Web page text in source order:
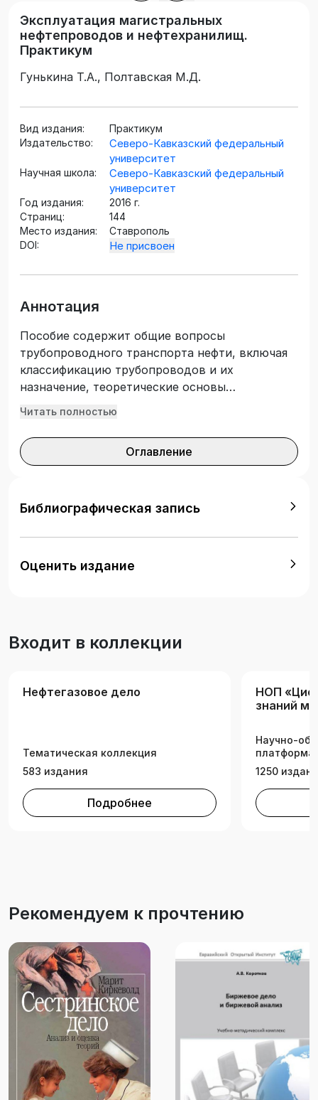
Эксплуатация магистральных
нефтепроводов и нефтехранилищ.
Практикум
Гунькина Т.А., Полтавская М.Д.
Вид издания:
Практикум
Издательство:
Северо-Кавказский федеральный
университет
Научная школа:
Северо-Кавказский федеральный
университет
Год издания:
2016 г.
Страниц:
144
Место издания:
Ставрополь
DOI:
Не присвоен
Аннотация
Пособие содержит общие вопросы
трубопроводного транспорта нефти, включая
классификацию трубопроводов и их
назначение, теоретические основы
эксплуатации магистральных нефтепроводов;
технологические расчеты магистральных
нефтепроводов, отражены вопросы хранения
Уделено внимание вопросам повышения
промысловых трубопроводов. Предназначено
для студентов направления 21.03.01 –
Нефтегазовое дело, профиль подготовки
Читать полностью
Оглавление
Библиографическая запись
Оценить издание
Входит в коллекции
Нефтегазовое дело
Тематическая коллекция
583 издания
Подробнее
НОП
знаний
Научно-
платформа
1250
Рекомендуем к прочтению